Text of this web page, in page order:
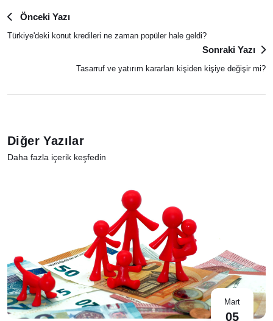
Önceki Yazı
Türkiye'deki konut kredileri ne zaman popüler hale geldi?
Sonraki Yazı
Tasarruf ve yatırım kararları kişiden kişiye değişir mi?
Diğer Yazılar
Daha fazla içerik keşfedin
Mart
05